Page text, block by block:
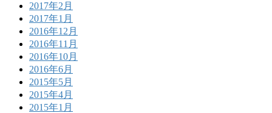
2017年2月
2017年1月
2016年12月
2016年11月
2016年10月
2016年6月
2015年5月
2015年4月
2015年1月